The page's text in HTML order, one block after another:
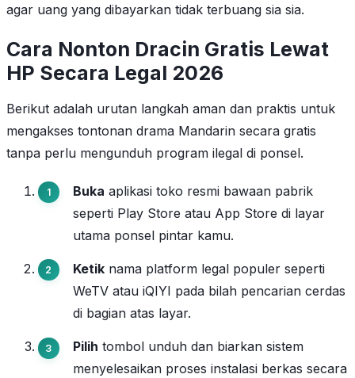
agar uang yang dibayarkan tidak terbuang sia sia.
Cara Nonton Dracin Gratis Lewat
HP Secara Legal 2026
Berikut adalah urutan langkah aman dan praktis untuk
mengakses tontonan drama Mandarin secara gratis
tanpa perlu mengunduh program ilegal di ponsel.
Buka aplikasi toko resmi bawaan pabrik
seperti Play Store atau App Store di layar
utama ponsel pintar kamu.
Ketik nama platform legal populer seperti
WeTV atau iQIYI pada bilah pencarian cerdas
di bagian atas layar.
Pilih tombol unduh dan biarkan sistem
menyelesaikan proses instalasi berkas secara